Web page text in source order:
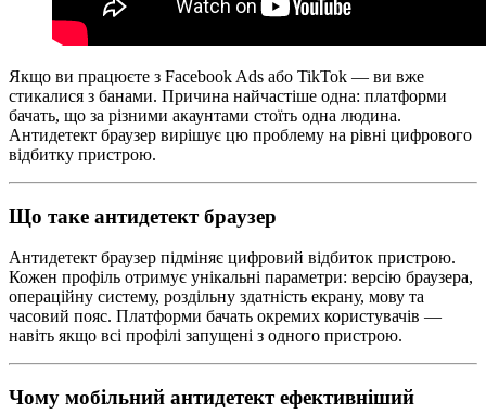
Якщо ви працюєте з Facebook Ads або TikTok — ви вже
стикалися з банами. Причина найчастіше одна: платформи
бачать, що за різними акаунтами стоїть одна людина.
Антидетект браузер вирішує цю проблему на рівні цифрового
відбитку пристрою.
Що таке антидетект браузер
Антидетект браузер підміняє цифровий відбиток пристрою.
Кожен профіль отримує унікальні параметри: версію браузера,
операційну систему, роздільну здатність екрану, мову та
часовий пояс. Платформи бачать окремих користувачів —
навіть якщо всі профілі запущені з одного пристрою.
Чому мобільний антидетект ефективніший